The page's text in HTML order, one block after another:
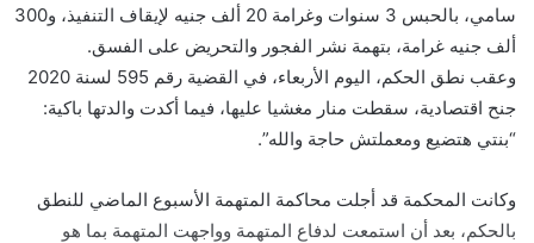
سامي، بالحبس 3 سنوات وغرامة 20 ألف جنيه لإيقاف التنفيذ، و300
ألف جنيه غرامة، بتهمة نشر الفجور والتحريض على الفسق.
وعقب نطق الحكم، اليوم الأربعاء، في القضية رقم 595 لسنة 2020
جنح اقتصادية، سقطت منار مغشيا عليها، فيما أكدت والدتها باكية:
“بنتي هتضيع ومعملتش حاجة والله”.
وكانت المحكمة قد أجلت محاكمة المتهمة الأسبوع الماضي للنطق
بالحكم، بعد أن استمعت لدفاع المتهمة وواجهت المتهمة بما هو